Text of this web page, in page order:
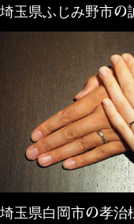
埼玉県ふじみ野市
埼玉県白岡市の孝